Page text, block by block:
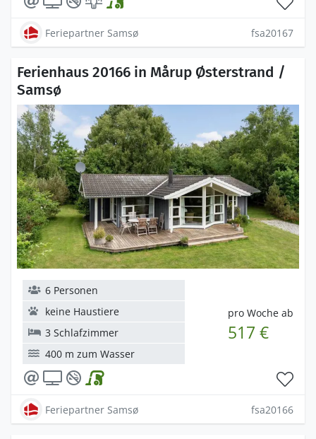
Feriepartner Samsø fsa20167
Ferienhaus 20166 in Mårup Østerstrand /
Samsø
pro Woche ab
517 €
6 Personen
keine Haustiere
3 Schlafzimmer
400 m zum Wasser
Feriepartner Samsø fsa20166